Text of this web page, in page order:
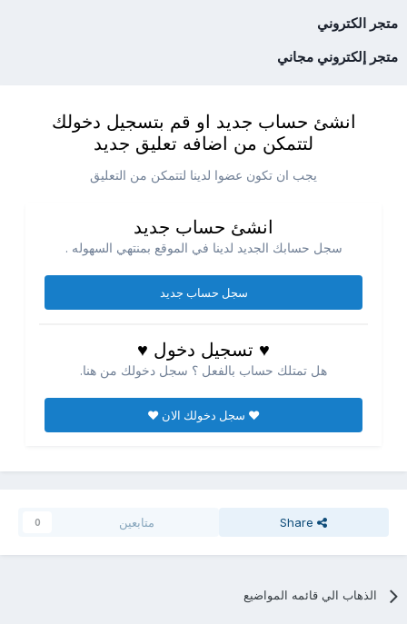
متجر الكتروني
متجر إلكتروني مجاني
انشئ حساب جديد او قم بتسجيل دخولك
لتتمكن من اضافه تعليق جديد
يجب ان تكون عضوا لدينا لتتمكن من التعليق
انشئ حساب جديد
سجل حسابك الجديد لدينا في الموقع بمنتهي السهوله .
سجل حساب جديد
♥ تسجيل دخول ♥
هل تمتلك حساب بالفعل ؟ سجل دخولك من هنا.
♥ سجل دخولك الان ♥
Share متابعين 0
الذهاب الي قائمه المواضيع